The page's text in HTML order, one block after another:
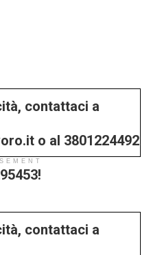
contattaci a
o al 3801224492
contattaci a